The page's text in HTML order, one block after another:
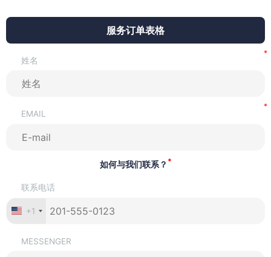
服务订单表格
姓名
EMAIL
如何与我们联系？ *
联系电话
+1
MESSENGER